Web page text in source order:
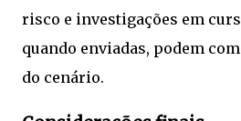
risco e investigações em
quando enviadas, podem
do cenário.